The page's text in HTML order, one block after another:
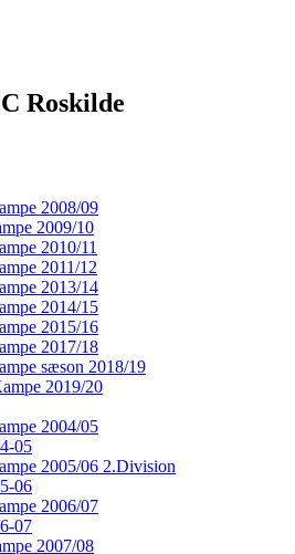
Roskilde
2008/09
2009/10
2010/11
2011/12
2013/14
2014/15
2015/16
2017/18
sæson 2018/19
2019/20
2004/05
05
2005/06 2.Division
06
2006/07
07
2007/08